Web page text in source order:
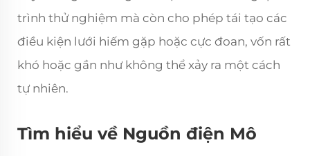
trình thử nghiệm mà còn cho phép tái tạo các
điều kiện lưới hiếm gặp hoặc cực đoan, vốn rất
khó hoặc gần như không thể xảy ra một cách
tự nhiên.
Tìm hiểu về Nguồn điện Mô